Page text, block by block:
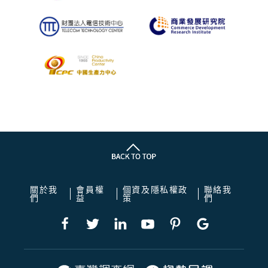
關於我
們
會員權
益
個資及隱私權政
策
聯絡我
們